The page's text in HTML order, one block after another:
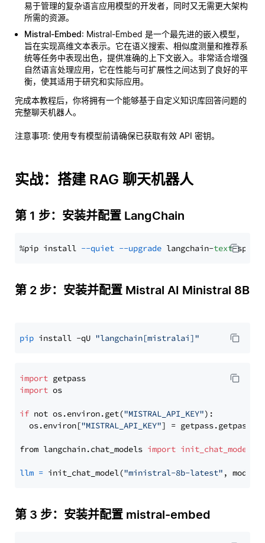
易于管理的复杂语言应用模型的开发者，同时又无需更大架构
所需的资源。
Mistral-Embed: Mistral-Embed 是一个最先进的嵌入模型，
旨在实现高维文本表示。它在语义搜索、相似度测量和推荐系
统等任务中表现出色，提供准确的上下文嵌入。非常适合增强
自然语言处理应用，它在性能与可扩展性之间达到了良好的平
衡，使其适用于研究和实际应用。
完成本教程后，你将拥有一个能够基于自定义知识库回答问题的
完整聊天机器人。
注意事项: 使用专有模型前请确保已获取有效 API 密钥。
实战：搭建 RAG 聊天机器人
第 1 步：安装并配置 LangChain
%pip install --quiet --upgrade langchain-text
第 2 步：安装并配置 Mistral AI Ministral 8B
pip install -qU "langchain[mistralai]"
import
import os
if not os.environ.get("MISTRAL_API_KEY"):
  os.environ[
"MISTRAL_API_KEY"] = getpass.getpass(
from langchain.chat_models import init_chat_model
llm = init_chat_model("ministral-8b-latest" ,
第 3 步：安装并配置 mistral-embed